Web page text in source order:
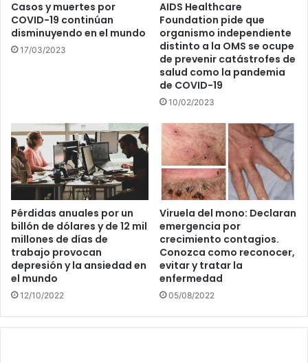
Casos y muertes por
COVID-19 continúan
disminuyendo en el mundo
17/03/2023
AIDS Healthcare
Foundation pide que
organismo independiente
distinto a la OMS se ocupe
de prevenir catástrofes de
salud como la pandemia
de COVID-19
10/02/2023
Pérdidas anuales por un
billón de dólares y de 12 mil
millones de días de
trabajo provocan
depresión y la ansiedad en
el mundo
12/10/2022
Viruela del mono: Declaran
emergencia por
crecimiento contagios.
Conozca como reconocer,
evitar y tratar la
enfermedad
05/08/2022